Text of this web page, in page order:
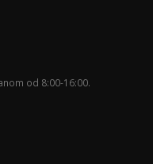
od 8:00-16:00.